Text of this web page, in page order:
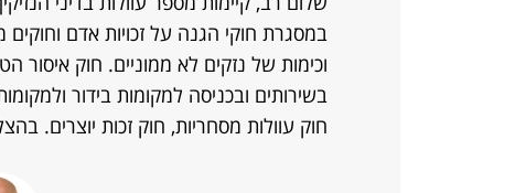
במסגרת חוקי הגנה על זכויות אדם
וכימות של נזקים לא ממוניים. חוק איסור
בשירותים ובכניסה למקומות בידור
חוק עוולות מסחריות, חוק זכות יוצרים.